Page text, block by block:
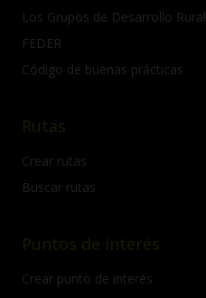
Los Grupos de Desarrollo Rural
FEDER
Código de buenas prácticas
Rutas
Crear rutas
Buscar rutas
Puntos de interés
Crear punto de interés